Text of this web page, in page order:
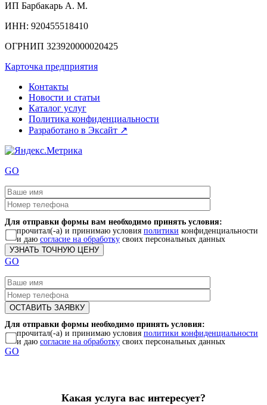
ИП Барбакарь А. М.
ИНН: 920455518410
ОГРНИП 323920000020425
Карточка предприятия
Контакты
Новости и статьи
Каталог услуг
Политика конфиденциальности
Разработано в Эксайт ↗
GO
Для отправки формы вам необходимо принять условия:
прочитал(-а) и принимаю условия политики конфиденциальности
и даю согласие на обработку своих персональных данных
GO
Для отправки формы необходимо принять условия:
прочитал(-а) и принимаю условия политики конфиденциальности
и даю согласие на обработку своих персональных данных
GO
Какая услуга вас интересует?